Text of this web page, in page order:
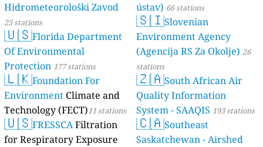
Hidrometeorološki Zavod
25 stations
🇺🇸Florida Department
Of Environmental
Protection 177 stations
🇱🇰Foundation For
Environment Climate and
Technology (FECT)11 stations
🇺🇸FRESSCAFiltration
for Respiratory Exposure
ústav) 66 stations
🇸🇮Slovenian
Environment Agency
(Agencija RS Za Okolje) 26
stations
🇿🇦South African Air
Quality Information
System - SAAQIS 193 stations
🇨🇦Southeast
Saskatchewan - Airshed